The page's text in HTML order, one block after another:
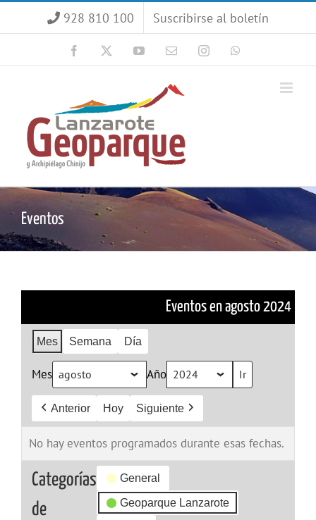
928 810 100 Suscribirse al boletín
Facebook YouTubeCorreoInstagram
Eventos
Eventos en agosto 2024
Mes Semana Día
Mes Año
Anterior Hoy Siguiente
No hay eventos programados durante esas fechas.
Categorías
de
General
Geoparque Lanzarote